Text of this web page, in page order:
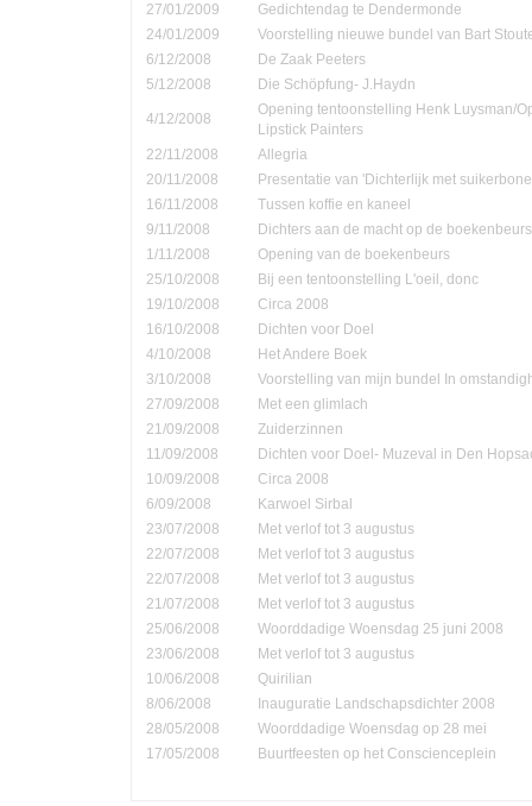
27/01/2009
Gedichtendag te Dendermonde
24/01/2009
Voorstelling nieuwe bundel van Bart
6/12/2008
De Zaak Peeters
5/12/2008
Die Schöpfung- J.Haydn
4/12/2008
Opening tentoonstelling Henk Luysman/
Lipstick Painters
22/11/2008
Allegria
20/11/2008
Presentatie van 'Dichterlijk met
16/11/2008
Tussen koffie en kaneel
9/11/2008
Dichters aan de macht op de boekenbeurs
1/11/2008
Opening van de boekenbeurs
25/10/2008
Bij een tentoonstelling L'oeil, donc
19/10/2008
Circa 2008
16/10/2008
Dichten voor Doel
4/10/2008
Het Andere Boek
3/10/2008
Voorstelling van mijn bundel In
27/09/2008
Met een glimlach
21/09/2008
Zuiderzinnen
11/09/2008
Dichten voor Doel- Muzeval in Den
10/09/2008
Circa 2008
6/09/2008
Karwoel Sirbal
23/07/2008
Met verlof tot 3 augustus
22/07/2008
Met verlof tot 3 augustus
22/07/2008
Met verlof tot 3 augustus
21/07/2008
Met verlof tot 3 augustus
25/06/2008
Woorddadige Woensdag 25 juni 2008
23/06/2008
Met verlof tot 3 augustus
10/06/2008
Quirilian
8/06/2008
Inauguratie Landschapsdichter 2008
28/05/2008
Woorddadige Woensdag op 28 mei
17/05/2008
Buurtfeesten op het Conscienceplein